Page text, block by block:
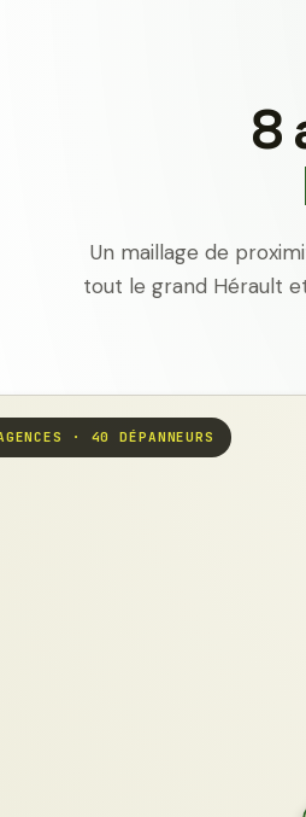
8
Un maillage de
tout le grand Hérault
· 40 DÉPANNEURS